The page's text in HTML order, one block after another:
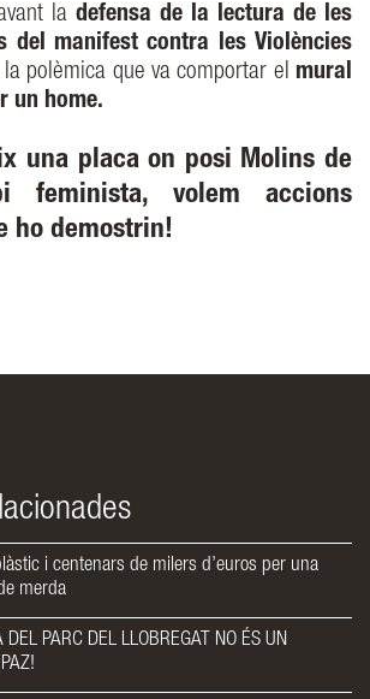
la defensa de la lectura de les
del manifest contra les Violències
polèmica que va comportar el mural
un home.
una placa on posi Molins de
feminista, volem accions
ho demostrin!
i centenars de milers d’euros per una
merda
DEL PARC DEL LLOBREGAT NO ÉS UN